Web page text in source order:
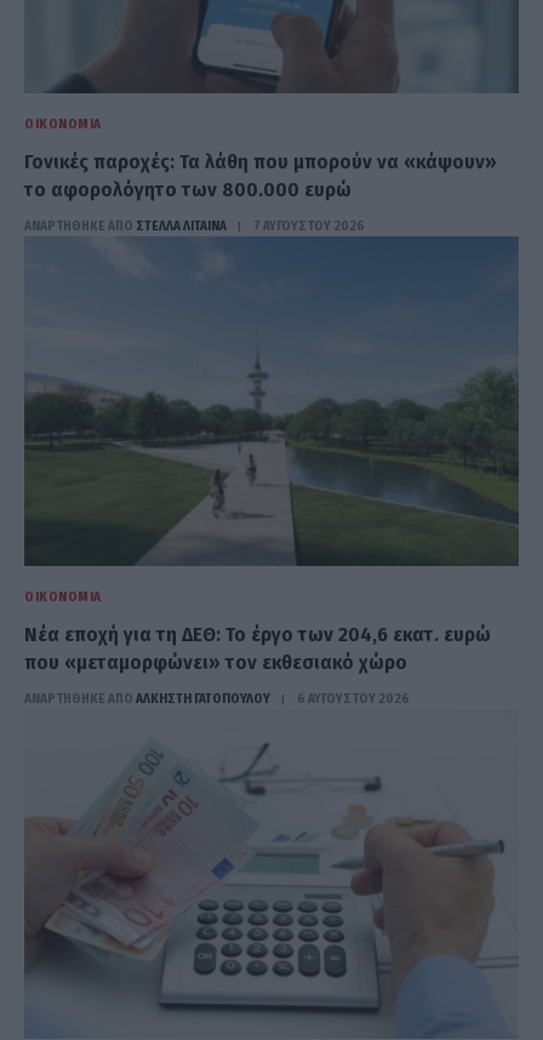
ΟΙΚΟΝΟΜΊΑ
Γονικές παροχές: Τα λάθη που μπορούν να «κάψουν»
το αφορολόγητο των 800.000 ευρώ
ΑΝΑΡΤΗΘΗΚΕ ΑΠΟ ΣΤΈΛΛΑ ΛΊΤΑΙΝΑ 7 ΑΥΓΟΎΣΤΟΥ 2026
ΟΙΚΟΝΟΜΊΑ
Νέα εποχή για τη ΔΕΘ: Το έργο των 204,6 εκατ. ευρώ
που «μεταμορφώνει» τον εκθεσιακό χώρο
ΑΝΑΡΤΗΘΗΚΕ ΑΠΟ ΆΛΚΗΣΤΗ ΓΑΤΟΠΟΎΛΟΥ 6 ΑΥΓΟΎΣΤΟΥ 2026